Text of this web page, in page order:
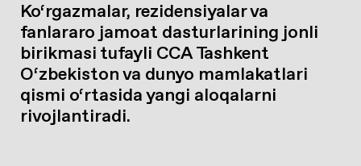
Ko‘rgazmalar, rezidensiyalar va
fanlararo jamoat dasturlarining jonli
birikmasi tufayli CCA Tashkent
O‘zbekiston va dunyo mamlakatlari
qismi o‘rtasida yangi aloqalarni
rivojlantiradi.